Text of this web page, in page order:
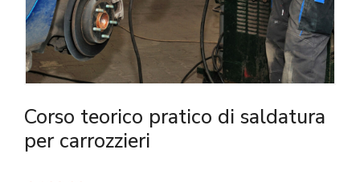
Corso teorico pratico di saldatura
per carrozzieri